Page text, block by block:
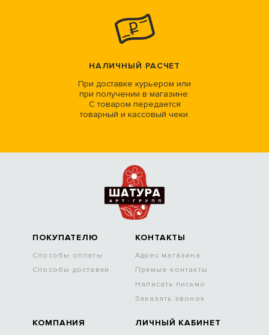
НАЛИЧНЫЙ РАСЧЕТ
При доставке курьером или
при получении в магазине.
С товаром передается
товарный и кассовый чеки.
ПОКУПАТЕЛЮ
Способы оплаты
Способы доставки
КОНТАКТЫ
Адрес магазина
Прямые контакты
Написать письмо
Заказать звонок
КОМПАНИЯ ЛИЧНЫЙ КАБИНЕТ